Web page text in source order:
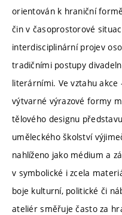
orientován k hraniční
čin v časoprostorové
interdisciplinární projev
tradičními postupy
literárními. Ve vztahu
výtvarné výrazové formy
tělového designu
uměleckého školství
nahlíženo jako médium a
v symbolické i zcela
boje kulturní, politické či
ateliér směřuje často za